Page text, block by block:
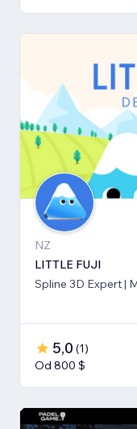
NZ
LITTLE FUJI
5,0 (1)
Od 800 $